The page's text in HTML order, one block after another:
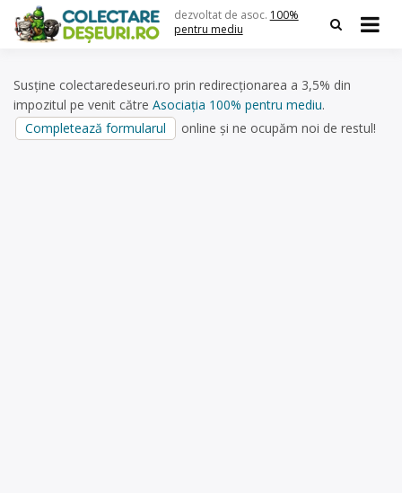
content
dezvoltat de asoc. 100%
pentru mediu
Susține colectaredeseuri.ro prin redirecționarea a 3,5% din
impozitul pe venit către Asociația 100% pentru mediu.
Completează formularul
online și ne ocupăm noi de restul!